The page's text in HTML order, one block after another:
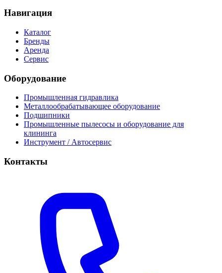
Навигация
Каталог
Бренды
Аренда
Сервис
Оборудование
Промышленная гидравлика
Металлообрабатывающее оборудование
Подшипники
Промышленные пылесосы и оборудование для
клининга
Инструмент / Автосервис
Контакты